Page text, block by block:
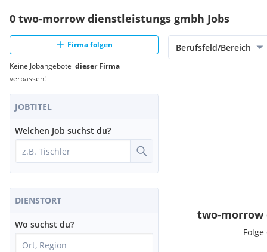
0 two-morrow dienstleistungs gmbh Jobs
Firma folgen
Keine Jobangebote dieser Firma
verpassen!
JOBTITEL
Welchen Job suchst du?
DIENSTORT
Wo suchst du?
Berufsfeld/Bereich
two-morrow